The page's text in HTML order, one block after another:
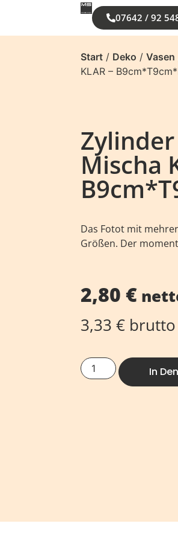
07642 / 92
Start / Deko /Vasen
KLAR –
Mischa
Das Fotot mit
Größen. Der
2,80€
3,33€ brutto
In